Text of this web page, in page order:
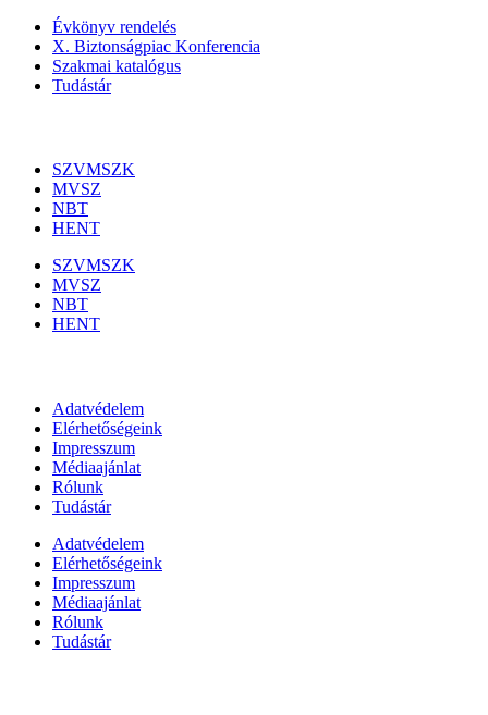
Évkönyv rendelés
X. Biztonságpiac Konferencia
Szakmai katalógus
Tudástár
SZVMSZK
MVSZ
NBT
HENT
SZVMSZK
MVSZ
NBT
HENT
Adatvédelem
Elérhetőségeink
Impresszum
Médiaajánlat
Rólunk
Tudástár
Adatvédelem
Elérhetőségeink
Impresszum
Médiaajánlat
Rólunk
Tudástár